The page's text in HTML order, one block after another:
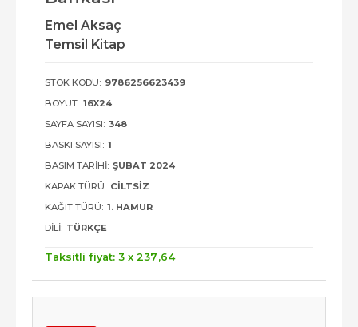
Emel Aksaç
Temsil Kitap
STOK KODU: 9786256623439
BOYUT: 16X24
SAYFA SAYISI: 348
BASKI SAYISI: 1
BASIM TARIHI: ŞUBAT 2024
KAPAK TÜRÜ: CILTSIZ
KAĞIT TÜRÜ: 1. HAMUR
DILI: TÜRKÇE
Taksitli fiyat: 3 x 237 ,64